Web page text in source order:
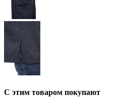
С этим товаром покупают